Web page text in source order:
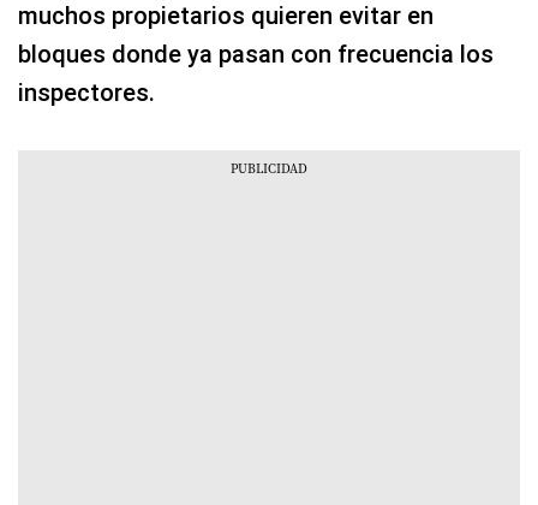
muchos propietarios quieren evitar en
bloques donde ya pasan con frecuencia los
inspectores.